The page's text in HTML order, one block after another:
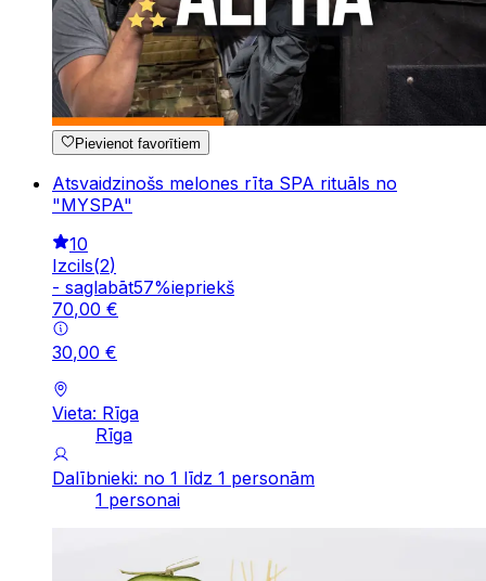
Pievienot favorītiem
Atsvaidzinošs melones rīta SPA rituāls no
"MYSPA"
10
Izcils(2)
- saglabāt57%iepriekš
70,00 €
30,00 €
Vieta: Rīga
Rīga
Dalībnieki: no 1 līdz 1 personām
1 personai